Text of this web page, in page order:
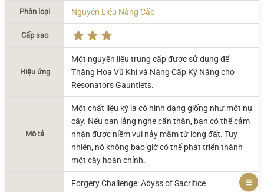
Phân loại Nguyên Liệu Nâng Cấp
Cấp sao
Hiệu ứng
Một nguyên liệu trung cấp được sử dụng để
Thăng Hoa Vũ Khí và Nâng Cấp Kỹ Năng cho
Resonators Gauntlets.
Mô tả
Một chất liệu kỳ lạ có hình dạng giống như một nụ
cây. Nếu bạn lắng nghe cẩn thận, bạn có thể cảm
nhận được niềm vui nảy mầm từ lòng đất. Tuy
nhiên, nó không bao giờ có thể phát triển thành
một cây hoàn chỉnh.
Forgery Challenge: Abyss of Sacrifice